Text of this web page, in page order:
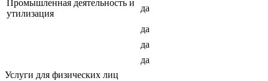
Промышленная деятельность и
утилизация
да
да
да
да
Услуги для физических лиц